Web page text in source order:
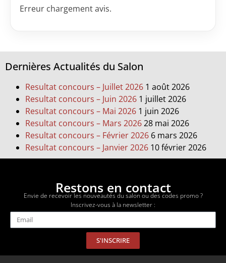
Erreur chargement avis.
Dernières Actualités du Salon
Resultat concours – Juillet 2026 1 août 2026
Resultat concours – Juin 2026 1 juillet 2026
Resultat concours – Mai 2026 1 juin 2026
Resultat concours – Mars 202628 mai 2026
Resultat concours – Février 2026 6 mars 2026
Resultat concours – Janvier 2026 10 février 2026
Restons en contact
Envie de recevoir les nouveautés du salon ou des codes promo ?
Inscrivez-vous à la newsletter :
S'INSCRIRE